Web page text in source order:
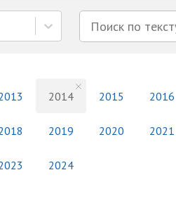
2014 2015 2016
2019 2020 2021
2024